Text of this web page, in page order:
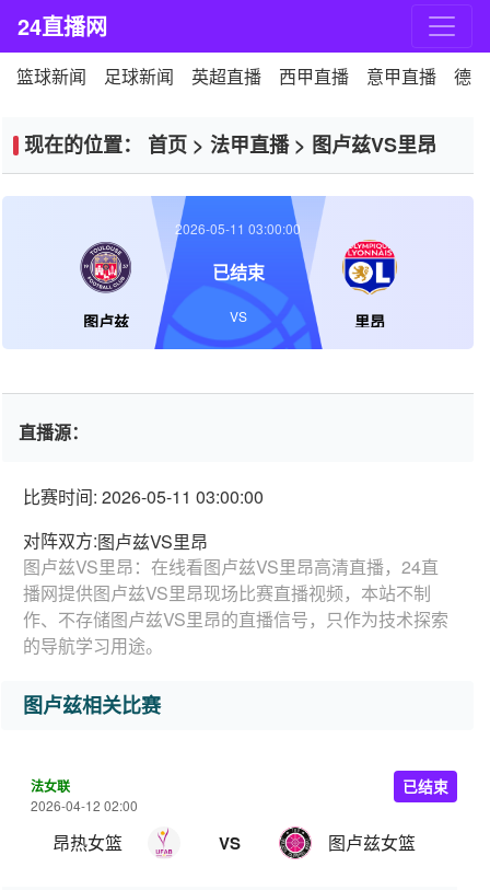
24直播网
篮球新闻 足球新闻 英超直播 西甲直播 意甲直播 德
现在的位置： 首页 > 法甲直播> 图卢兹VS里昂
图卢兹 里昂
2026-05-11 03:00:00
已结束
VS
直播源：
比赛时间: 2026-05-11 03:00:00
对阵双方:图卢兹VS里昂
图卢兹VS里昂：在线看图卢兹VS里昂高清直播，24直
播网提供图卢兹VS里昂现场比赛直播视频，本站不制
作、不存储图卢兹VS里昂的直播信号，只作为技术探索
的导航学习用途。
图卢兹相关比赛
法女联
2026-04-12 02:00
昂热女篮 VS 图卢兹女篮
已结束